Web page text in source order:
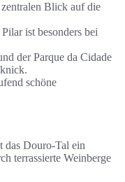
Blick auf die
ist besonders bei
der Parque da Cidade
schöne
das Douro-Tal ein
terrassierte Weinberge